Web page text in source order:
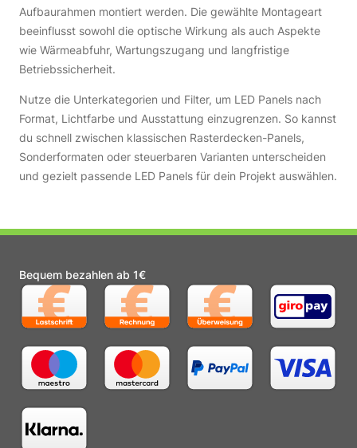
Aufbaurahmen montiert werden. Die gewählte Montageart
beeinflusst sowohl die optische Wirkung als auch Aspekte
wie Wärmeabfuhr, Wartungszugang und langfristige
Betriebssicherheit.
Nutze die Unterkategorien und Filter, um LED Panels nach
Format, Lichtfarbe und Ausstattung einzugrenzen. So kannst
du schnell zwischen klassischen Rasterdecken-Panels,
Sonderformaten oder steuerbaren Varianten unterscheiden
und gezielt passende LED Panels für dein Projekt auswählen.
Bequem bezahlen ab 1€